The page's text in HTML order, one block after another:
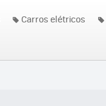
Carros elétricos